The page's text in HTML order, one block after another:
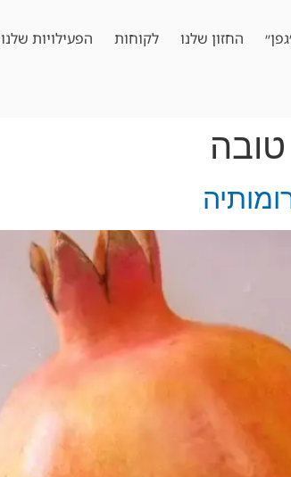
החזון שלנו לקוחות הפעילויות שלנו